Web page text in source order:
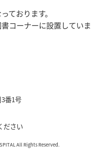
ております。
コーナーに設置していま
番1号
ださい
All Rights Reserved.